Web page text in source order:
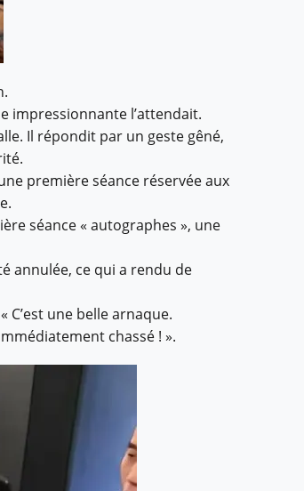
impressionnante l’attendait.
Il répondit par un geste gêné,
première séance réservée aux
séance « autographes », une
annulée, ce qui a rendu de
C’est une belle arnaque.
chassé ! ».